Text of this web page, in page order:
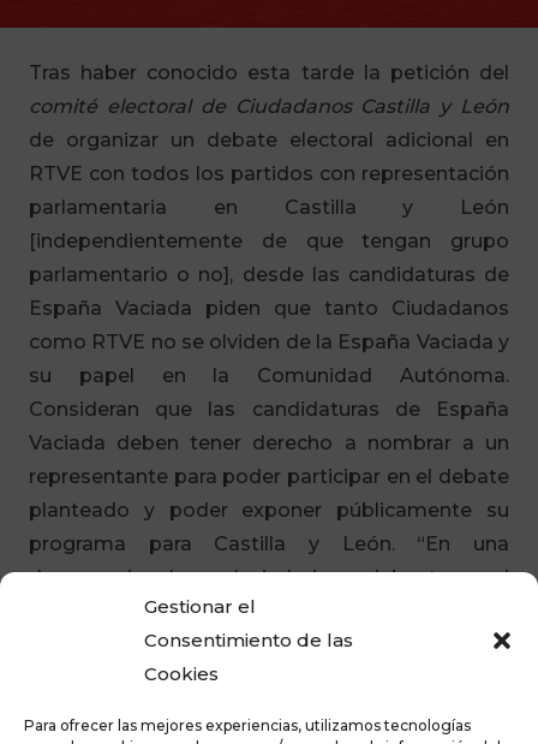
Gestionar el
Consentimiento de las
Cookies
Para ofrecer las mejores experiencias, utilizamos tecnologías
Tras haber conocido esta tarde la petición del
comité electoral de Ciudadanos Castilla y León
de organizar un debate electoral adicional en
RTVE con todos los partidos con representación
parlamentaria en Castilla y León
[independientemente de que tengan grupo
parlamentario o no], desde las candidaturas de
España Vaciada piden que tanto Ciudadanos
como RTVE no se olviden de la España Vaciada y
su papel en la Comunidad Autónoma.
Consideran que las candidaturas de España
Vaciada deben tener derecho a nombrar a un
representante para poder participar en el debate
planteado y poder exponer públicamente su
programa para Castilla y León. “En una
democracia plena el ciudadano debe tener el
derecho a conocer todas sus opciones de voto,
recibir las propuestas de todos los candidatos e
informarse en debates donde se argumenten